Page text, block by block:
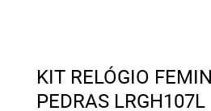
KIT RELÓGIO
PEDRAS LRGH107L